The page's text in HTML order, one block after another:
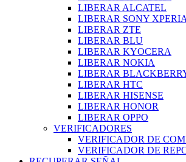
LIBERAR ALCATEL
LIBERAR SONY XPERIA
LIBERAR ZTE
LIBERAR BLU
LIBERAR KYOCERA
LIBERAR NOKIA
LIBERAR
LIBERAR HTC
LIBERAR HISENSE
LIBERAR HONOR
LIBERAR OPPO
VERIFICADORES
VERIFICADOR DE
VERIFICADOR DE